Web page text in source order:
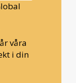
våra
i din